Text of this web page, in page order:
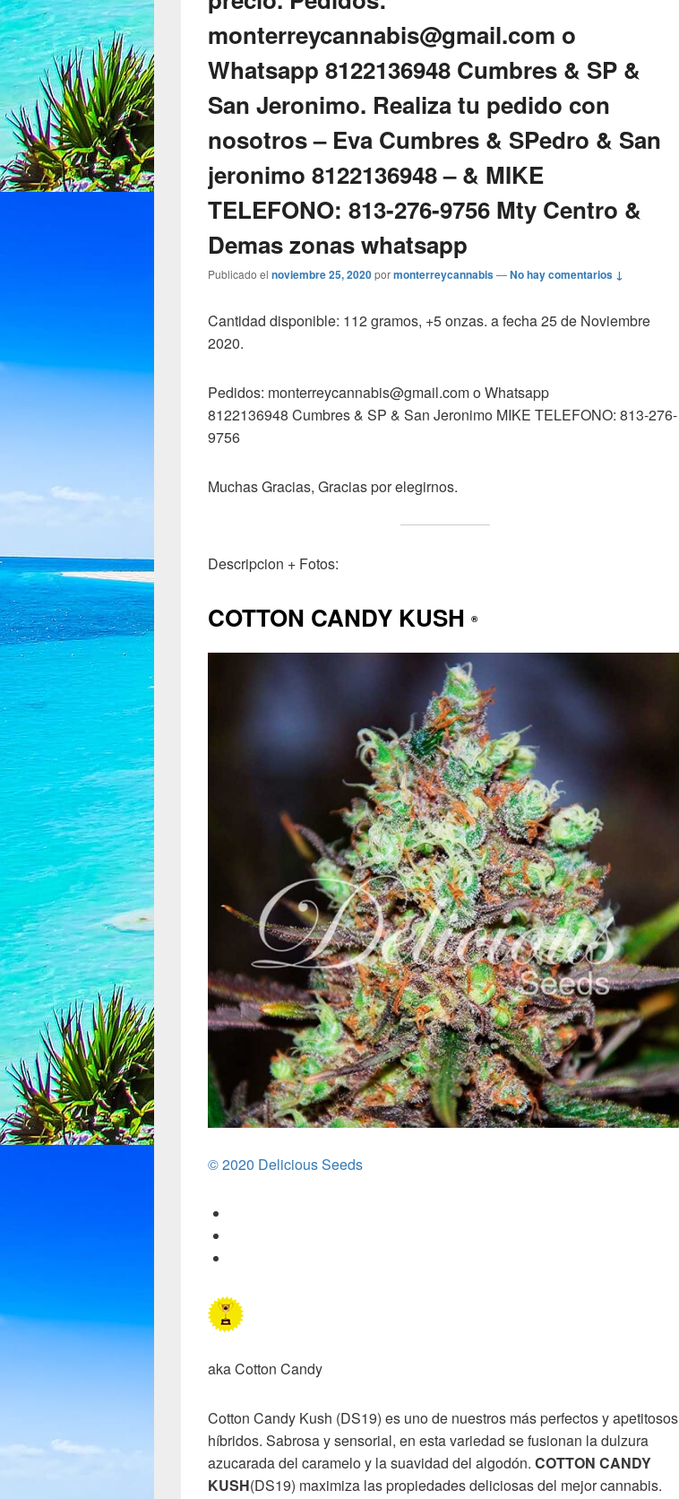
monterreycannabis@gmail.com o
Whatsapp 8122136948 Cumbres & SP &
San Jeronimo. Realiza tu pedido con
nosotros – Eva Cumbres & SPedro & San
jeronimo 8122136948 – & MIKE
TELEFONO: 813-276-9756 Mty Centro &
Demas zonas whatsapp
Publicado el noviembre 25, 2020pormonterreycannabis—No hay comentarios ↓
Cantidad disponible: 112 gramos, +5 onzas. a fecha 25 de Noviembre
2020.
Pedidos: monterreycannabis@gmail.com o Whatsapp
8122136948 Cumbres & SP & San Jeronimo MIKE TELEFONO: 813-276-
9756
Muchas Gracias, Gracias por elegirnos.
Descripcion + Fotos:
COTTON CANDY KUSH ®
© 2020 Delicious Seeds
aka Cotton Candy
Cotton Candy Kush (DS19) es uno de nuestros más perfectos y apetitosos
híbridos. Sabrosa y sensorial, en esta variedad se fusionan la dulzura
azucarada del caramelo y la suavidad del algodón. COTTON CANDY
KUSH(DS19) maximiza las propiedades deliciosas del mejor cannabis.